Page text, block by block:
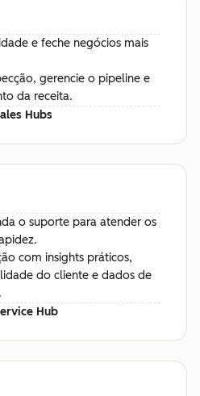
e feche negócios mais
gerencie o pipeline e
da receita.
Hubs
o suporte para atender os
com insights práticos,
do cliente e dados de
Hub